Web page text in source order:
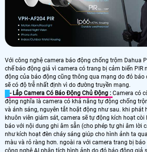
Với công nghệ camera báo động chống trộm Dahua
chế báo động giả vì camera có trang bị cảm biến PIR
động của báo động cũng thông qua mạng do đó báo
sẽ có độ trễ nhất định vì do đường truyền mạng.
- Lắp Camera Có Báo Động Chủ Động : Camera có
động nghĩa là camera có khả năng tự động chống
và ánh sáng, nguyên tắt hoặt động như sau. khi phát
khuôn viên giám sát, camera sẽ tự động kích hoạt
báo với nội dung ghi âm sẵn (cho phép tự ghi âm lời
như kích hoạt đèn cháy sáng giúp cho hình ảnh ta
màu và rỏ ràng hơn. ngoài ra với camera trang bị
công nghệ AI phân tích hình ảnh do đó báo động giả